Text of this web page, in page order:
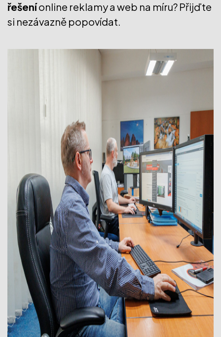
řešeníonline reklamy a web na míru? Přijďte
si nezávazně popovídat.